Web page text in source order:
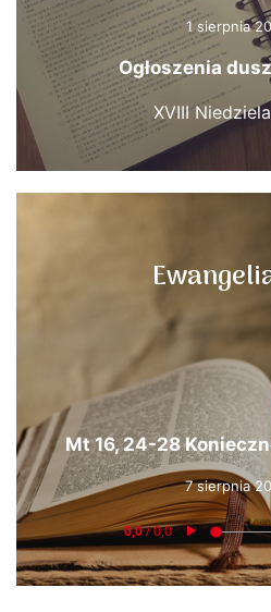
1 sierpnia
Ogłoszenia
XVIII
Mt 16, 24-28
7 sierpnia